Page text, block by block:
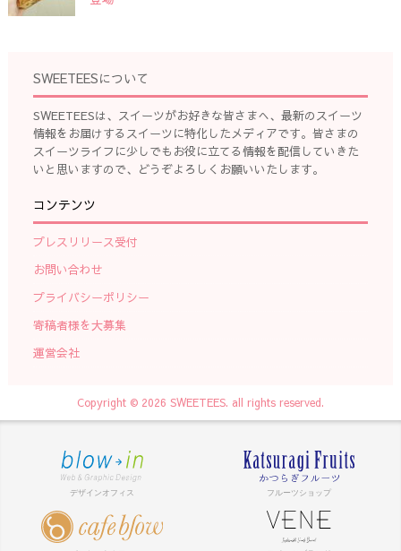
SWEETEESについて
SWEETEESは、スイーツがお好きな皆さまへ、最新のスイーツ
情報をお届けするスイーツに特化したメディアです。皆さまの
スイーツライフに少しでもお役に立てる情報を配信していきた
いと思いますので、どうぞよろしくお願いいたします。
コンテンツ
プレスリリース受付
お問い合わせ
プライバシーポリシー
寄稿者様を大募集
運営会社
Copyright © 2026 SWEETEES. all rights reserved.